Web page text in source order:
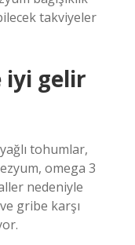
takviyeler
iyi gelir
tohumlar,
omega 3
nedeniyle
gribe karşı